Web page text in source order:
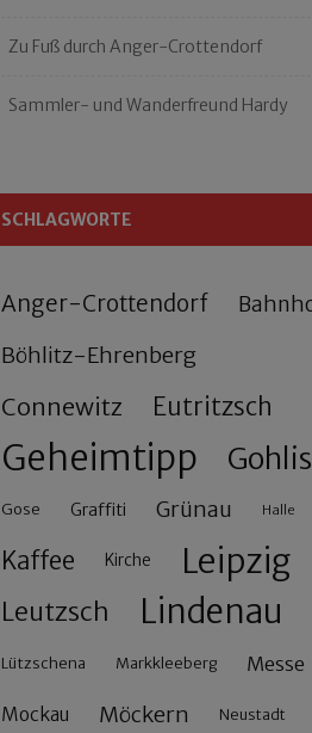
Zu Fuß durch Anger-Crottendorf
Sammler- und Wanderfreund Hardy
SCHLAGWORTE
Anger-Crottendorf
Böhlitz-Ehrenberg
Connewitz Eutritzsch
Geheimtipp Gohlis
Gose Graffiti Grünau Halle
Kaffee Kirche Leipzig
Leutzsch Lindenau
Lützschena Markkleeberg Messe
Mockau Möckern Neustadt